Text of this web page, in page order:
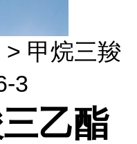
> 甲烷三羧
3
乙酯